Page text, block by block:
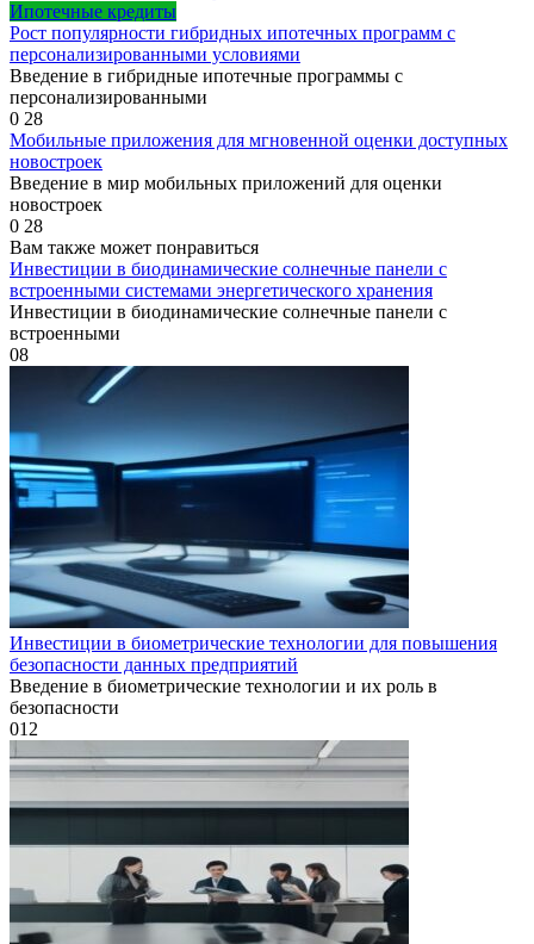
Ипотечные кредиты
Рост популярности гибридных ипотечных программ с
персонализированными условиями
Введение в гибридные ипотечные программы с
персонализированными
0 28
Мобильные приложения для мгновенной оценки доступных
новостроек
Введение в мир мобильных приложений для оценки
новостроек
0 28
Вам также может понравиться
Инвестиции в биодинамические солнечные панели с
встроенными системами энергетического хранения
Инвестиции в биодинамические солнечные панели с
встроенными
08
Инвестиции в биометрические технологии для повышения
безопасности данных предприятий
Введение в биометрические технологии и их роль в
безопасности
012